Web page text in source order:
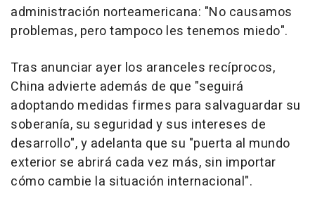
administración norteamericana: "No causamos
problemas, pero tampoco les tenemos miedo".
Tras anunciar ayer los aranceles recíprocos,
China advierte además de que "seguirá
adoptando medidas firmes para salvaguardar su
soberanía, su seguridad y sus intereses de
desarrollo", y adelanta que su "puerta al mundo
exterior se abrirá cada vez más, sin importar
cómo cambie la situación internacional".